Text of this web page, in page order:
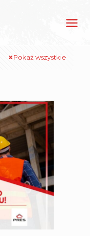
Pokaż wszystkie